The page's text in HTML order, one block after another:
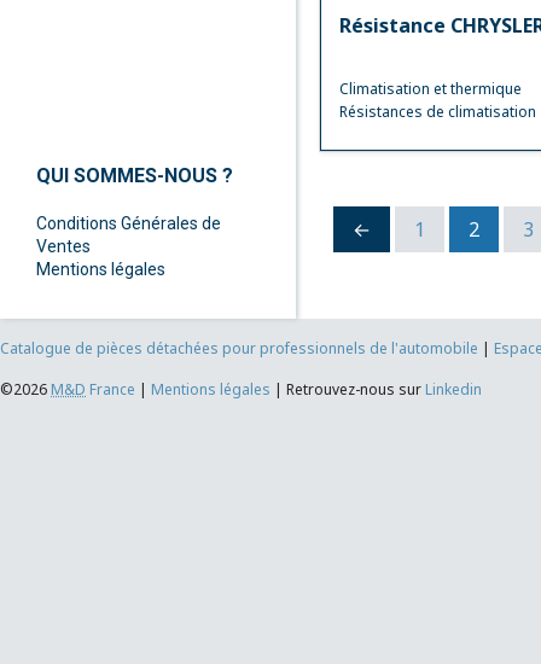
QUI SOMMES-NOUS ?
Conditions Générales de
Ventes
Mentions légales
Résistance
Climatisation et thermique
Résistances de climatisation
← 1 2 3
Catalogue de pièces détachées pour professionnels de l'automobile |
©2026 M&D France | Mentions légales | Retrouvez-nous sur Linkedin